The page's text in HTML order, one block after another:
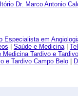
Dr. Marco Antonio
Especialista em
Saúde e Medicina|
Medicina Tardivo e
e Tardivo Campo Belo